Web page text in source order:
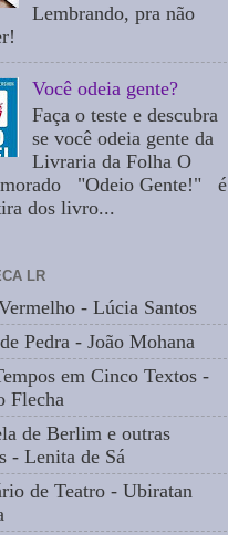
Lembrando, pra não
Você odeia gente?
Faça o teste e descubra
se você odeia gente da
Livraria da Folha O
"Odeio Gente!" é
dos livro...
LR
- Lúcia Santos
Pedra - João Mohana
em Cinco Textos -
Flecha
de Berlim e outras
- Lenita de Sá
de Teatro - Ubiratan